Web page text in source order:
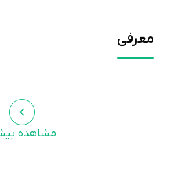
معرفی
مشاهده بیشتر